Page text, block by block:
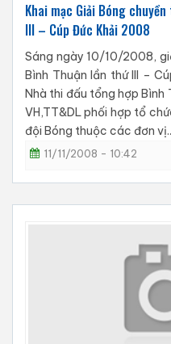
Khai mạc Giải Bóng
III – Cúp Đức Khải 2008
Sáng ngày 10/10/2008,
Bình Thuận lần thứ III –
Nhà thi đấu tổng hợp Bình
VH,TT&DL phối hợp tổ
đội Bóng thuộc các đơn
11/11/2008 - 10:42